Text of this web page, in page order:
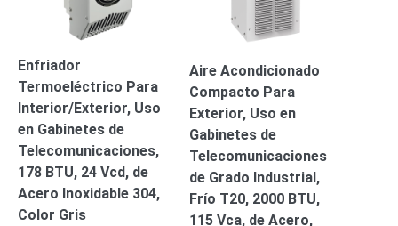
SD /
Memorias
SDServidores
de
AplicaciónUnidades
de Estado
Sólido
(SSD)
Software
VMS y
Enfriador
Termoeléctrico Para
Interior/Exterior, Uso
en Gabinetes de
Telecomunicaciones,
178 BTU, 24 Vcd, de
Acero Inoxidable 304,
Color Gris
Aire Acondicionado
Compacto Para
Exterior, Uso en
Gabinetes de
Telecomunicaciones
de Grado Industrial,
Frío T20, 2000 BTU,
115 Vca, de Acero,